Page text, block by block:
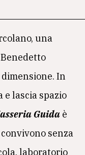
una
In
lascia spazio
Guida è
senza
laboratorio